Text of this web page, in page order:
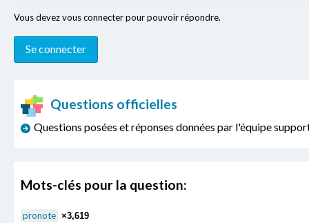
Vous devez vous connecter pour pouvoir répondre.
Questions officielles
Questions posées et réponses données par l'équipe
Mots-clés pour la question:
pronote ×3,619